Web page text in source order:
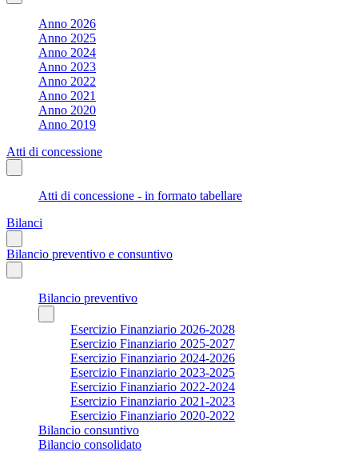
Anno 2026
Anno 2025
Anno 2024
Anno 2023
Anno 2022
Anno 2021
Anno 2020
Anno 2019
Atti di concessione
Atti di concessione - in formato tabellare
Bilanci
Bilancio preventivo e consuntivo
Bilancio preventivo
Esercizio Finanziario 2026-2028
Esercizio Finanziario 2025-2027
Esercizio Finanziario 2024-2026
Esercizio Finanziario 2023-2025
Esercizio Finanziario 2022-2024
Esercizio Finanziario 2021-2023
Esercizio Finanziario 2020-2022
Bilancio consuntivo
Bilancio consolidato